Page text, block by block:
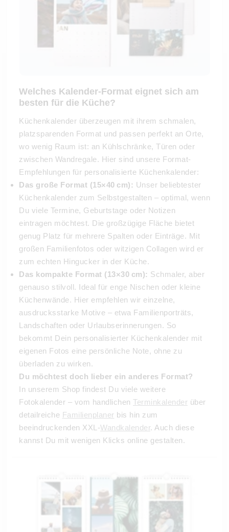
Welches Kalender-Format eignet sich am
besten für die Küche?
Küchenkalender überzeugen mit ihrem schmalen,
platzsparenden Format und passen perfekt an Orte,
wo wenig Raum ist: an Kühlschränke, Türen oder
zwischen Wandregale. Hier sind unsere Format-
Empfehlungen für personalisierte Küchenkalender:
Das große Format (15×40 cm): Unser beliebtester
Küchenkalender zum Selbstgestalten – optimal, wenn
Du viele Termine, Geburtstage oder Notizen
eintragen möchtest. Die großzügige Fläche bietet
genug Platz für mehrere Spalten oder Einträge. Mit
großen Familienfotos oder witzigen Collagen wird er
zum echten Hingucker in der Küche.
Das kompakte Format (13×30 cm): Schmaler, aber
genauso stilvoll. Ideal für enge Nischen oder kleine
Küchenwände. Hier empfehlen wir einzelne,
ausdrucksstarke Motive – etwa Familienporträts,
Landschaften oder Urlaubserinnerungen. So
bekommt Dein personalisierter Küchenkalender mit
eigenen Fotos eine persönliche Note, ohne zu
überladen zu wirken.
Du möchtest doch lieber ein anderes Format?
In unserem Shop findest Du viele weitere
Fotokalender – vom handlichen Terminkalender über
detailreiche Familienplaner bis hin zum
beeindruckenden XXL-Wandkalender. Auch diese
kannst Du mit wenigen Klicks online gestalten.